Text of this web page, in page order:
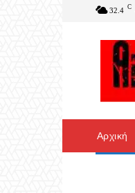
32.4 C
Αρχική